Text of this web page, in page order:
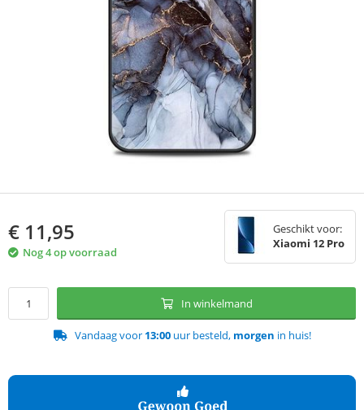
€ 11,95
Nog 4 op voorraad
Geschikt voor:
Xiaomi 12 Pro
In winkelmand
Vandaag voor 13:00uur besteld, morgen in huis!